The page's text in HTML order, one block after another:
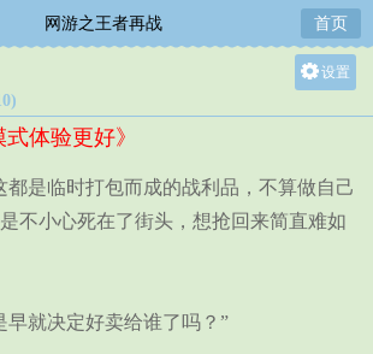
网游之王者再战 首页
设置
中
小
体验更好》
是临时打包而成的战利品，不算做自己
不小心死在了街头，想抢回来简直难如
决定好卖给谁了吗？”